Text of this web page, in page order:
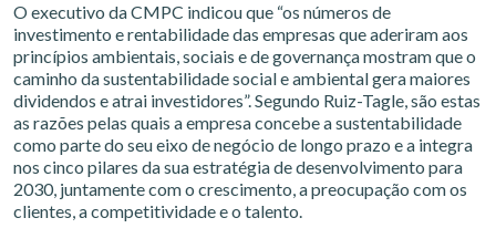
O executivo da CMPC indicou que “os números de
investimento e rentabilidade das empresas que aderiram aos
princípios ambientais, sociais e de governança mostram que o
caminho da sustentabilidade social e ambiental gera maiores
dividendos e atrai investidores”. Segundo Ruiz-Tagle, são estas
as razões pelas quais a empresa concebe a sustentabilidade
como parte do seu eixo de negócio de longo prazo e a integra
nos cinco pilares da sua estratégia de desenvolvimento para
2030, juntamente com o crescimento, a preocupação com os
clientes, a competitividade e o talento.